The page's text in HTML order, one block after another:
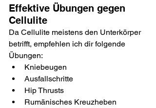
Effektive Übungen gegen
Cellulite
Da Cellulite meistens den Unterkörper
betrifft, empfehlen ich dir folgende
Übungen:
Kniebeugen
Ausfallschritte
Hip Thrusts
Rumänisches Kreuzheben